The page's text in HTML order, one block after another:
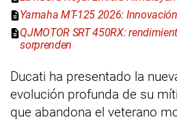
Yamaha MT-125 2026:
QJMOTOR SRT 450RX:
sorprenden
Ducati ha presentado la
evolución profunda de su
que abandona el veterano